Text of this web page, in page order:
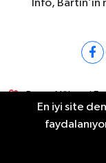
İnfo,
Bartın Nöbetçi
Bartin Namaz
En iyi site
Bartın'da